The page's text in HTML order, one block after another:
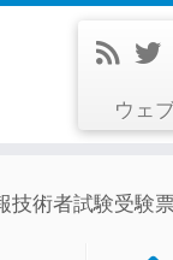
ウェ
技術者試験受験